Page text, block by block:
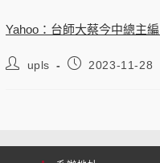
Yahoo：台師大蔡今中總主
upls 2023-11-28